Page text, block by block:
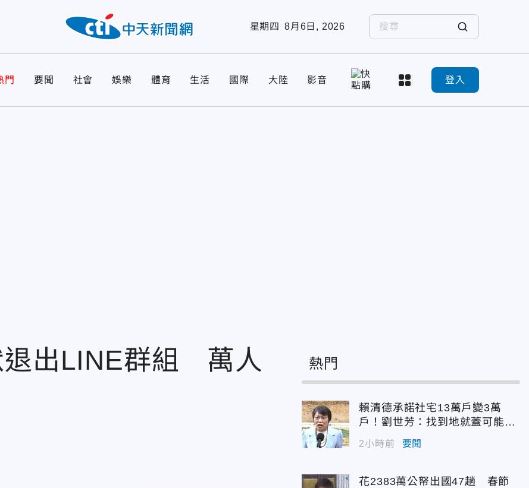
星期四 8月6日, 2026
門 要聞 社會 娛樂 體育 生活 國際 大陸 影音 登入
退出LINE群組 萬人
熱門
賴清德承諾社宅13萬戶變3萬
戶！劉世芳：找到地就蓋可能變
空餘屋
2小時前 要聞
花2383萬公帑出國47趟 春節